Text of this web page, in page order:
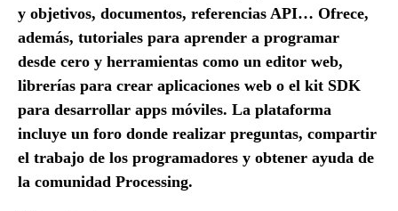
y objetivos, documentos, referencias API… Ofrece,
además, tutoriales para aprender a programar
desde cero y herramientas como un editor web,
librerías para crear aplicaciones web o el kit SDK
para desarrollar apps móviles. La plataforma
incluye un foro donde realizar preguntas, compartir
el trabajo de los programadores y obtener ayuda de
la comunidad Processing.